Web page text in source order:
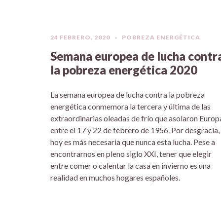
24 FEBRERO, 2020 POBREZA ENERGÉTICA
Semana europea de lucha
la pobreza energética 2020
La semana europea de lucha contra la pobreza
energética conmemora la tercera y última de las
extraordinarias oleadas de frío que asolaron
entre el 17 y 22 de febrero de 1956. Por desgracia,
hoy es más necesaria que nunca esta lucha. Pese a
encontrarnos en pleno siglo XXI, tener que elegir
entre comer o calentar la casa en invierno es una
realidad en muchos hogares españoles.